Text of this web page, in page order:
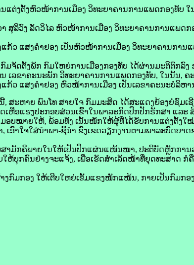
ແຕ່ງຕັ້ງຫົວໜ້າການເມືອງ ວິທະຍາຄານການແພດກອງທັບ
ສຸລິວົງ ລັດວິໄລ ຫົວໜ້າການເມືອງ ວິທະຍາຄານການແພດ
ແກ້ວ ແສງຄໍາຢອງ ເປັນຫົວໜ້າການເມືອງ ວິທະຍາຄານກາ
ມຈັດຕັ້ງພັກ ກົມໃຫຍ່ການເມືອງກອງທັບ ໄດ້ຜ່ານມະຕິຕົກລົງ
ເລຂາຄະນະພັກ ວິທະຍາຄານການແພດກອງທັບ, ໃນນັ້ນ, ຄ
ແກ້ວ ແສງຄໍາຢອງ ຫົວໜ້າການເມືອງ ເປັນເລຂາຄະນະບໍລິຫ
ສະຫາຍ ພົນໂທ ສາຍໃຈ ກົມມະສິດ ໄດ້ສະແດງຍ້ອງຍໍຊົມເ
ເຫື່ອແຮງປະກອບສ່ວນເຂົ້າໃນພາລະກິດປົກປັກຮັກສາ ແລະ
ອບໝາຍໃຫ້, ພ້ອມທັງ ເນັ້ນໜັກໃຫ້ຜູ້ທີ່ໄດ້ຮັບການແຕ່ງຕັ້ງໃ
, ເອົາໃຈໃສ່ນຳພາ-ຊີ້ນຳ ຂົງເຂດວຽກງານຕາມພາລະບົດບ
າມັກຄີພາຍໃນໃຫ້ເປັນປຶກແຜ່ນແໜ້ນໜາ, ປະຕິບັດຫຼັກການ
ຫ້ບຸກຄົນຢ່າງຈະແຈ້ງ, ເພື່ອເຮັດສຳເລັດໜ້າທີ່ຍຸດທະສາດ ກໍ
ງກົມກອງ ໃຫ້ເຕີບໃຫຍ່ເຂັ້ມແຂງໜັກແໜ້ນ, ກາຍເປັນກົມກ